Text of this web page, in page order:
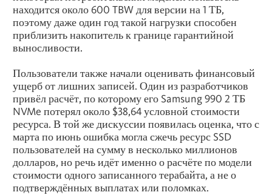
находится около 600 TBW для версии на 1 ТБ,
поэтому даже один год такой нагрузки способен
приблизить накопитель к границе гарантийной
выносливости.
Пользователи также начали оценивать финансовый
ущерб от лишних записей. Один из разработчиков
привёл расчёт, по которому его Samsung 990 2 ТБ
NVMe потерял около $38,64 условной стоимости
ресурса. В той же дискуссии появилась оценка, что с
марта по июнь ошибка могла сжечь ресурс SSD
пользователей на сумму в несколько миллионов
долларов, но речь идёт именно о расчёте по модели
стоимости одного записанного терабайта, а не о
подтверждённых выплатах или поломках.